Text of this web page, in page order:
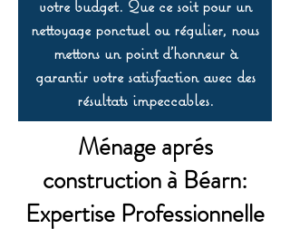
votre budget. Que ce soit pour un
nettoyage ponctuel ou régulier, nous
mettons un point d’honneur à
garantir votre satisfaction avec des
résultats impeccables.
Ménage aprés
construction à Béarn:
Expertise Professionnelle